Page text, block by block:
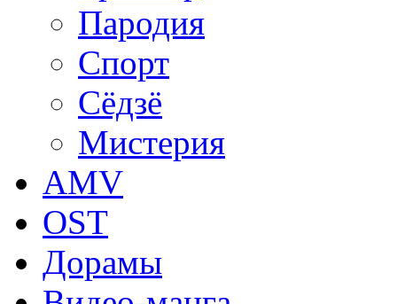
Пародия
Спорт
Сёдзё
Мистерия
AMV
OST
Дорамы